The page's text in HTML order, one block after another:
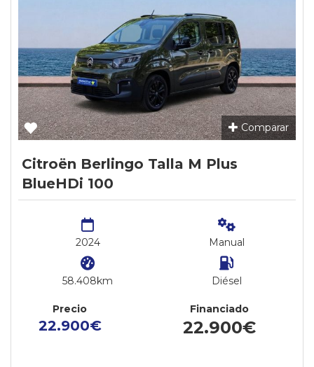
Comparar
Citroën Berlingo Talla M Plus
BlueHDi 100
2024
58.408km
Manual
Diésel
Precio
22.900€
Financiado
22.900€